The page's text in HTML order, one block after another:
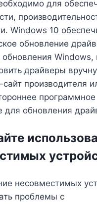
для
Windows 10
обновление
обновления Windows,
драйверы
производителя
программное
для обновления
несовместимых
проблемы с